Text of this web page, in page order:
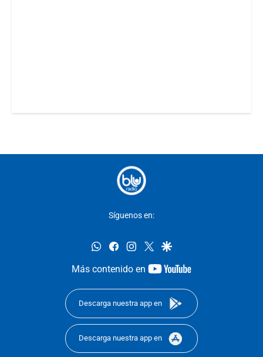
Síguenos en:
whatsappfacebookinstagram
twittergoogle
Más contenido en
youtube-
Descarga nuestra app en
Descarga nuestra app en